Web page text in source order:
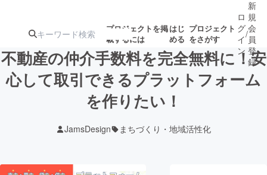
プロジェクトを掲
載するには
はじ
める
プロジェクト
をさがす
注目の新着プロ
ジェクト
募集終了が近いプ
ロ
グ
イ
ン
/
新
規
会
員
登
録
不動産の仲介手数料を完全無料に！安
心して取引できるプラットフォーム
を作りたい！
JamsDesign まちづくり・地域活性化